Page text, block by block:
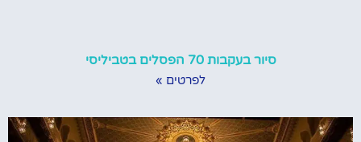
סיור בעקבות 70 הפסלים בטביליסי
לפרטים »